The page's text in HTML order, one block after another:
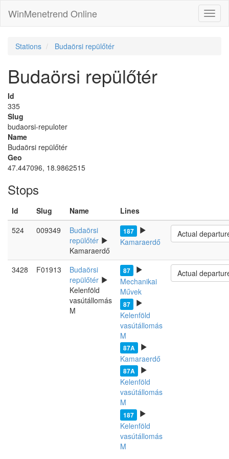
WinMenetrend Online
Stations Budaörsi repülőtér
Budaörsi repülőtér
Id
335
Slug
budaorsi-repuloter
Name
Budaörsi repülőtér
Geo
47.447096, 18.9862515
Stops
Id Slug Name
Lines
524
009349
Budaörsi
repülőtér
Kamaraerdő
187
Kamaraerdő
Actual
3428 F01913
Budaörsi
repülőtér
Kelenföld
vasútállomás
M
87
Mechanikai
Művek
87
Kelenföld
vasútállomás
M
87A
Kamaraerdő
87A
Kelenföld
vasútállomás
M
187
Kelenföld
vasútállomás
M
Actual